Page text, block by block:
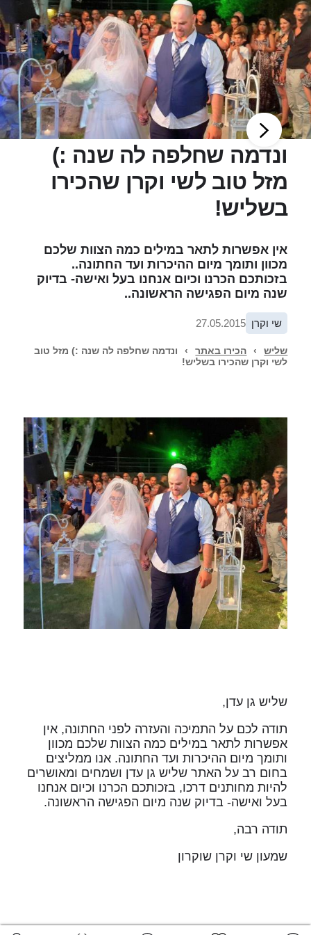
ונדמה שחלפה לה שנה :)
מזל טוב לשי וקרן שהכירו
בשליש!
אין אפשרות לתאר במילים כמה הצוות שלכם
מכוון ותומך מיום ההיכרות ועד החתונה..
בזכותכם הכרנו וכיום אנחנו בעל ואישה- בדיוק
שנה מיום הפגישה הראשונה..
שי וקרן 27.05.2015
שליש › הכירו באתר ›
ונדמה שחלפה לה שנה :) מזל טוב
לשי וקרן שהכירו בשליש!
שליש גן עדן,
תודה לכם על התמיכה והעזרה לפני החתונה, אין
אפשרות לתאר במילים כמה הצוות שלכם מכוון
ותומך מיום ההיכרות ועד החתונה. אנו ממליצים
בחום רב על האתר שליש גן עדן ושמחים ומאושרים
להיות מחותנים דרכו, בזכותכם הכרנו וכיום אנחנו
בעל ואישה- בדיוק שנה מיום הפגישה הראשונה.
תודה רבה,
שמעון שי וקרן שוקרון